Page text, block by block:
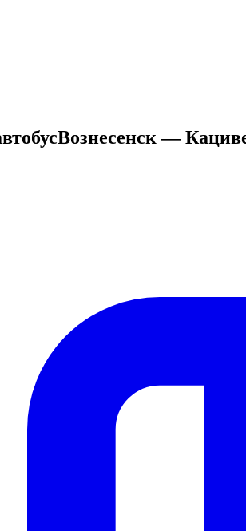
Вознесенск —